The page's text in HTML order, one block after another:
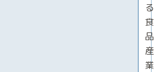
る
食
品
産
業